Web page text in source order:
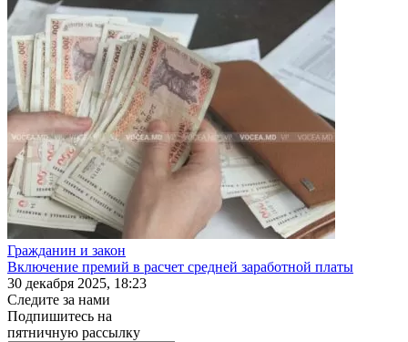
Гражданин и закон
Включение премий в расчет средней заработной платы
30 декабря 2025, 18:23
Следите за нами
Подпишитесь на
пятничную рассылку